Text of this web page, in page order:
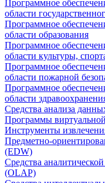
Программное
области
Программное
области образования
Программное
области культуры,
Программное
области пожарной
Программное
области
Средства анализа
Программы
Инструменты
Предметно-
(EDW)
Средства
(OLAP)